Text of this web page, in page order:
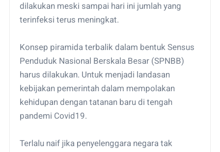
dilakukan meski sampai hari ini jumlah yang
terinfeksi terus meningkat.
Konsep piramida terbalik dalam bentuk Sensus
Penduduk Nasional Berskala Besar (SPNBB)
harus dilakukan. Untuk menjadi landasan
kebijakan pemerintah dalam mempolakan
kehidupan dengan tatanan baru di tengah
pandemi Covid19.
Terlalu naif jika penyelenggara negara tak